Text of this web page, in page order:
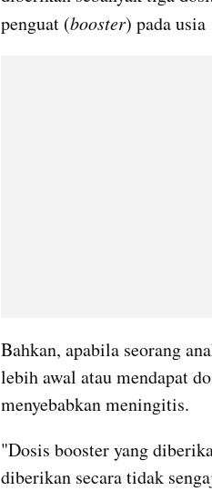
penguat (booster) pada usia
Bahkan, apabila seorang
lebih awal atau mendapat
menyebabkan meningitis.
"Dosis booster yang
diberikan secara tidak